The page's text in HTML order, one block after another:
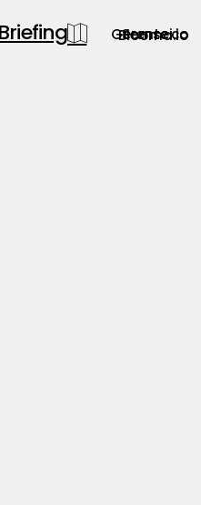
Briefing Blooma.io
Semsei.io
Gerente.co